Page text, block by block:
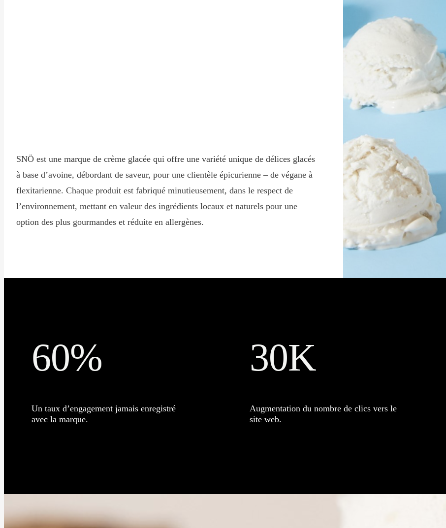
SNÖ est une marque de crème glacée qui offre une variété unique de délices glacés
à base d’avoine, débordant de saveur, pour une clientèle épicurienne – de végane à
flexitarienne. Chaque produit est fabriqué minutieusement, dans le respect de
l’environnement, mettant en valeur des ingrédients locaux et naturels pour une
option des plus gourmandes et réduite en allergènes.
60%
Un taux d’engagement jamais enregistré
avec la marque.
30K
Augmentation du nombre de clics vers le
site web.